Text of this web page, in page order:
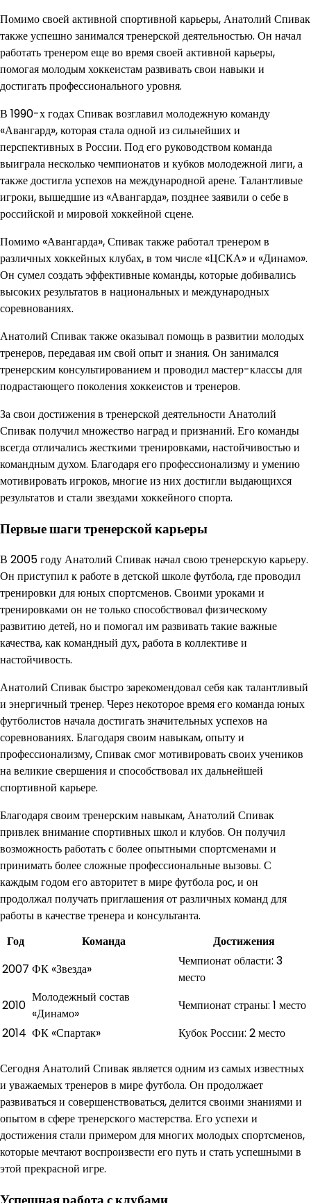
Помимо своей активной спортивной карьеры, Анатолий Спивак
также успешно занимался тренерской деятельностью. Он начал
работать тренером еще во время своей активной карьеры,
помогая молодым хоккеистам развивать свои навыки и
достигать профессионального уровня.
В 1990-х годах Спивак возглавил молодежную команду
«Авангард», которая стала одной из сильнейших и
перспективных в России. Под его руководством команда
выиграла несколько чемпионатов и кубков молодежной лиги, а
также достигла успехов на международной арене. Талантливые
игроки, вышедшие из «Авангарда», позднее заявили о себе в
российской и мировой хоккейной сцене.
Помимо «Авангарда», Спивак также работал тренером в
различных хоккейных клубах, в том числе «ЦСКА» и «Динамо».
Он сумел создать эффективные команды, которые добивались
высоких результатов в национальных и международных
соревнованиях.
Анатолий Спивак также оказывал помощь в развитии молодых
тренеров, передавая им свой опыт и знания. Он занимался
тренерским консультированием и проводил мастер-классы для
подрастающего поколения хоккеистов и тренеров.
За свои достижения в тренерской деятельности Анатолий
Спивак получил множество наград и признаний. Его команды
всегда отличались жесткими тренировками, настойчивостью и
командным духом. Благодаря его профессионализму и умению
мотивировать игроков, многие из них достигли выдающихся
результатов и стали звездами хоккейного спорта.
Первые шаги тренерской карьеры
В 2005 году Анатолий Спивак начал свою тренерскую карьеру.
Он приступил к работе в детской школе футбола, где проводил
тренировки для юных спортсменов. Своими уроками и
тренировками он не только способствовал физическому
развитию детей, но и помогал им развивать такие важные
качества, как командный дух, работа в коллективе и
настойчивость.
Анатолий Спивак быстро зарекомендовал себя как талантливый
и энергичный тренер. Через некоторое время его команда юных
футболистов начала достигать значительных успехов на
соревнованиях. Благодаря своим навыкам, опыту и
профессионализму, Спивак смог мотивировать своих учеников
на великие свершения и способствовал их дальнейшей
спортивной карьере.
Благодаря своим тренерским навыкам, Анатолий Спивак
привлек внимание спортивных школ и клубов. Он получил
возможность работать с более опытными спортсменами и
принимать более сложные профессиональные вызовы. С
каждым годом его авторитет в мире футбола рос, и он
продолжал получать приглашения от различных команд для
работы в качестве тренера и консультанта.
Год
Команда
Достижения
2007 ФК «Звезда»
Чемпионат области: 3
место
2010
Молодежный состав
«Динамо»
Чемпионат страны: 1 место
2014 ФК «Спартак» Кубок России: 2 место
Сегодня Анатолий Спивак является одним из самых известных
и уважаемых тренеров в мире футбола. Он продолжает
развиваться и совершенствоваться, делится своими знаниями и
опытом в сфере тренерского мастерства. Его успехи и
достижения стали примером для многих молодых спортсменов,
которые мечтают воспроизвести его путь и стать успешными в
этой прекрасной игре.